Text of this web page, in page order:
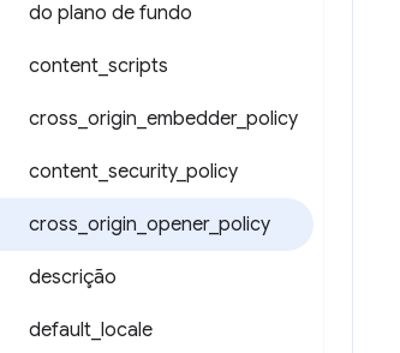
do plano de fundo
content scripts
cross origin embedder_ policy
content security_ policy
cross origin opener_ policy
descrição
default locale